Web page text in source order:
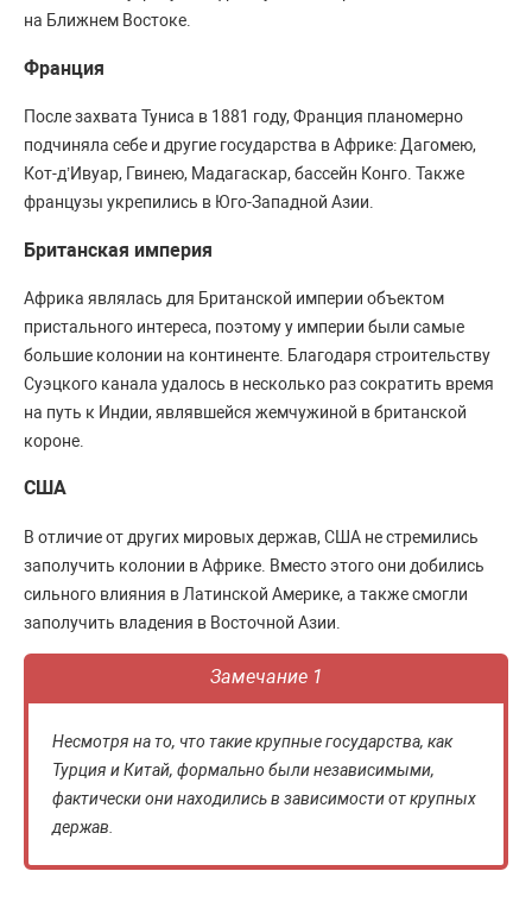
на Ближнем Востоке.
Франция
После захвата Туниса в 1881 году, Франция планомерно
подчиняла себе и другие государства в Африке: Дагомею,
Кот-д’Ивуар, Гвинею, Мадагаскар, бассейн Конго. Также
французы укрепились в Юго-Западной Азии.
Британская империя
Африка являлась для Британской империи объектом
пристального интереса, поэтому у империи были самые
большие колонии на континенте. Благодаря строительству
Суэцкого канала удалось в несколько раз сократить время
на путь к Индии, являвшейся жемчужиной в британской
короне.
США
В отличие от других мировых держав, США не стремились
заполучить колонии в Африке. Вместо этого они добились
сильного влияния в Латинской Америке, а также смогли
заполучить владения в Восточной Азии.
Замечание 1
Несмотря на то, что такие крупные государства, как
Турция и Китай, формально были независимыми,
фактически они находились в зависимости от крупных
держав.